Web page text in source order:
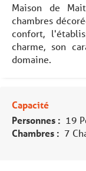
Maison de
chambres
confort,
charme, son
domaine.
Capacité
Personnes : 19
Chambres : 7